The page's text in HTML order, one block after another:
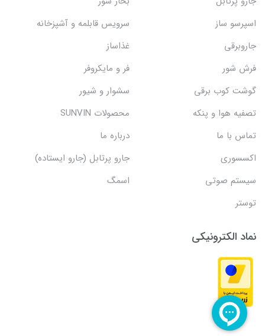
اسپرسو ساز
سرویس قابلمه و آشپزخانه
جاروبرقی
غذاساز
فرش شور
فر و مایکروفر
گوشت کوب برقی
سشوار و شیور
تصفیه هوا و پنکه
محصولات SUNVIN
تماس با ما
درباره ما
اکسسوری
جارو پرتابل (جارو ایستاده)
سیستم صوتی
اسمگ
توستر
نماد الکترونیکی